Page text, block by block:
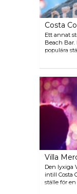
Costa
Ett annat
Beach Bar.
populära
Villa
Den lyxiga
intill Costa
ställe för
ofta, så